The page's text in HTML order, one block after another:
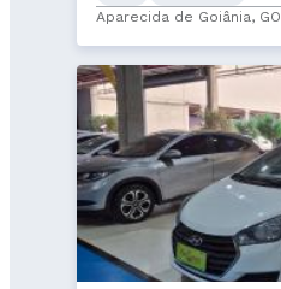
Aparecida de Goiânia, GO